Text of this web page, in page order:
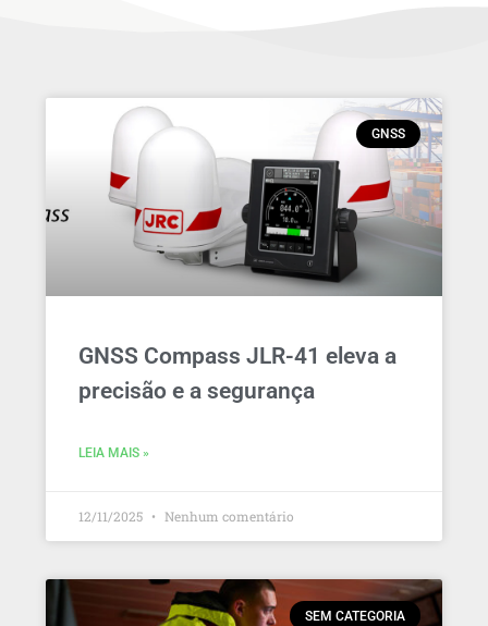
GNSS
GNSS Compass JLR-41 eleva a
precisão e a segurança
LEIA MAIS »
12/11/2025 Nenhum comentário
SEM CATEGORIA